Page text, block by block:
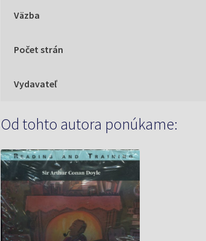
Väzba
Počet strán
Vydavateľ
Od tohto autora ponúkame: